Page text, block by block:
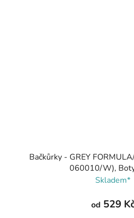
Bačkůrky - GREY
060010/W),
Skladem*
od 529